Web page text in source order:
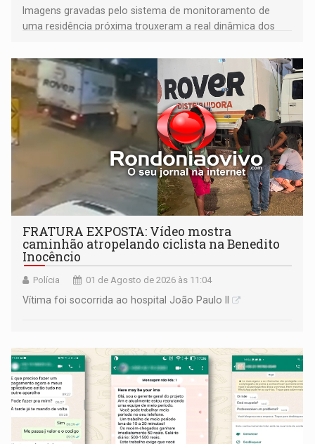
Imagens gravadas pelo sistema de monitoramento de
uma residência próxima trouxeram a real dinâmica dos
FRATURA EXPOSTA: Vídeo mostra
caminhão atropelando ciclista na Benedito
Inocêncio
Polícia 01 de Agosto de 2026 às 11:04
Vítima foi socorrida ao hospital João Paulo II